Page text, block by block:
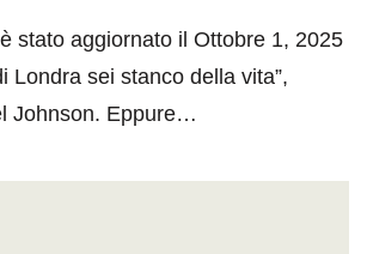
stato aggiornato il Ottobre 1, 2025
Londra sei stanco della vita”,
Johnson. Eppure…